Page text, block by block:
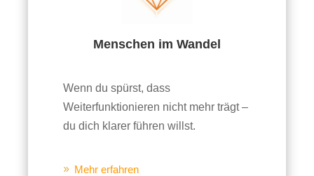
Menschen im Wandel
Wenn du spürst, dass
Weiterfunktionieren nicht mehr trägt –
du dich klarer führen willst.
Mehr erfahren